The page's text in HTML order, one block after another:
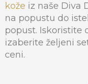
kože iz naše Diva
na popustu do
popust. Iskoristite
izaberite željeni
ceni.